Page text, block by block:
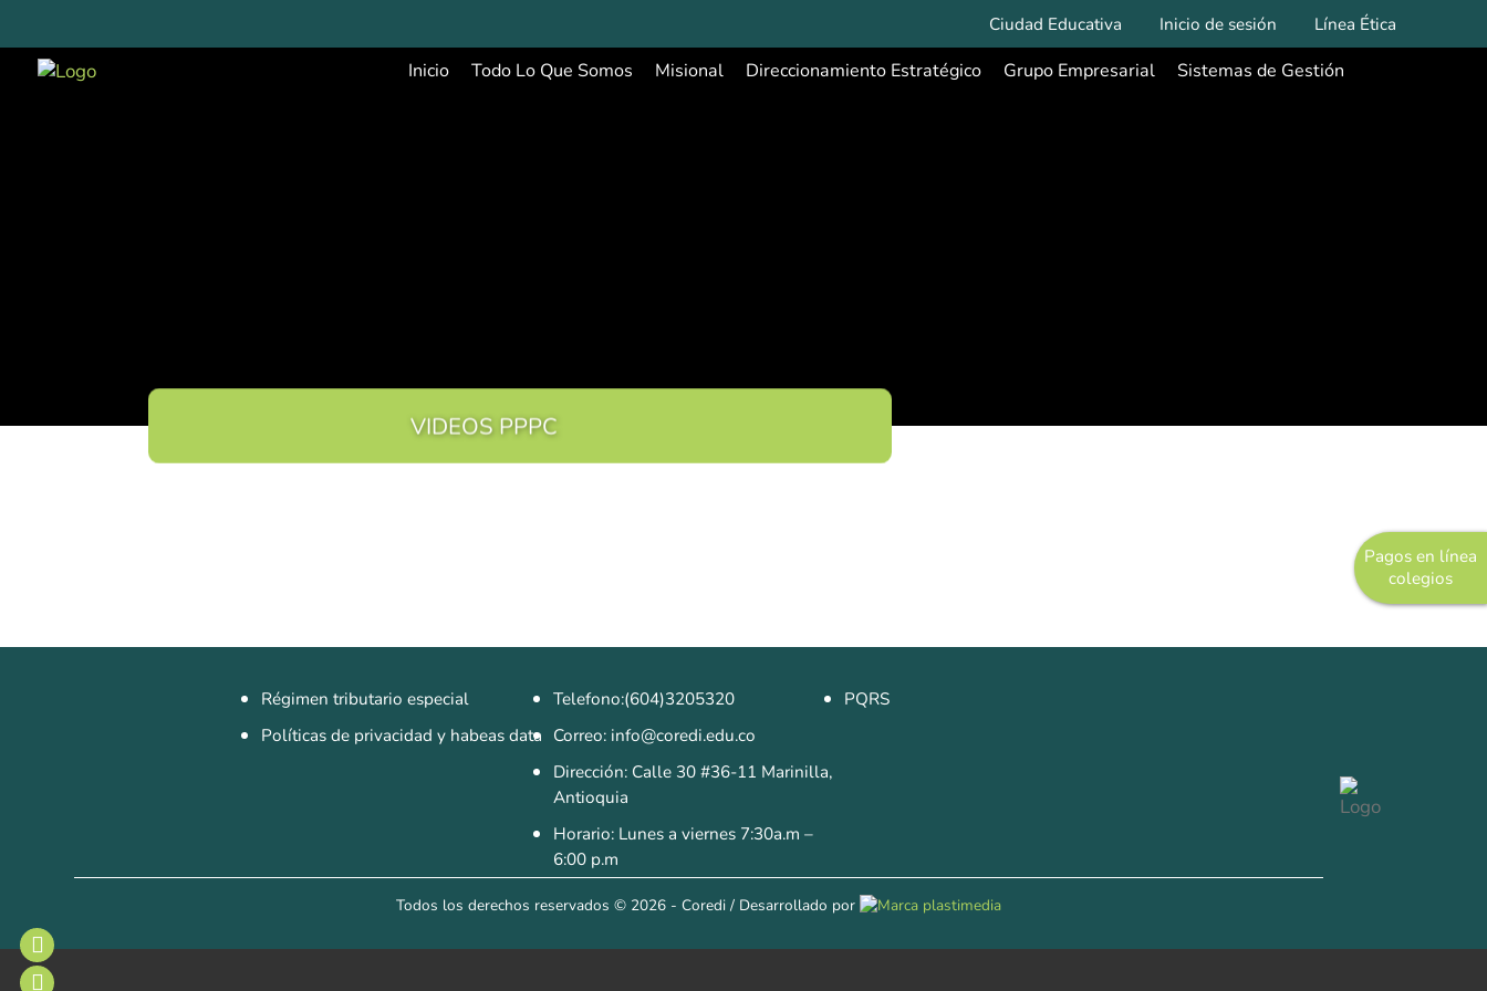
Pagos en línea
colegios
Ciudad Educativa Inicio de sesión Línea Ética
Inicio Todo Lo Que Somos Misional Direccionamiento Estratégico Grupo Empresarial Sistemas de Gestión
VIDEOS PPPC
Régimen tributario especial
Políticas de privacidad y habeas data
Telefono:(604)3205320
Correo: info@coredi.edu.co
Dirección: Calle 30 #36-11 Marinilla,
Antioquia
Horario: Lunes a viernes 7:30a.m –
6:00 p.m
PQRS
Todos los derechos reservados © 2026 - Coredi / Desarrollado por